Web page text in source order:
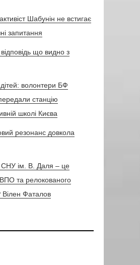
Шабунін не встигає
запитання
що видно з
дітей: волонтери БФ
станцію
школі Києва
резонанс довкола
СНУ ім. В. Даля – це
ВПО та релокованого
Вілен Фаталов